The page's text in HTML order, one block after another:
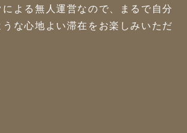
よる無人運営なので、まるで自分
な心地よい滞在をお楽しみいただ